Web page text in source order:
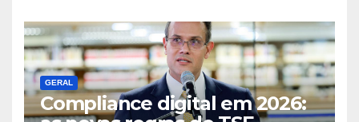
GERAL
Compliance digital em 2026: